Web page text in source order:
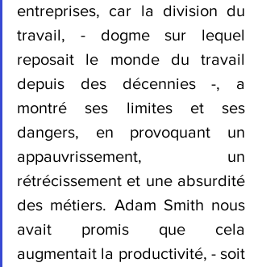
entreprises, car la division du
travail, - dogme sur lequel
reposait le monde du travail
depuis des décennies -, a
montré ses limites et ses
dangers, en provoquant un
appauvrissement, un
rétrécissement et une absurdité
des métiers. Adam Smith nous
avait promis que cela
augmentait la productivité, - soit